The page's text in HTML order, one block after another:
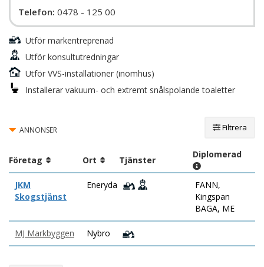
Telefon: 0478 - 125 00
Utför markentreprenad
Utför konsultutredningar
Utför VVS-installationer (inomhus)
Installerar vakuum- och extremt snålspolande toaletter
ANNONSER Filtrera
Företag Ort Tjänster
Diplomerad
JKM
Skogstjänst
Eneryda
FANN,
Kingspan
BAGA, ME
MJ Markbyggen Nybro